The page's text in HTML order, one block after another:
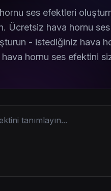
ses efektleri
Ücretsiz hava hornu
- istediğiniz hava
hava hornu ses efektini